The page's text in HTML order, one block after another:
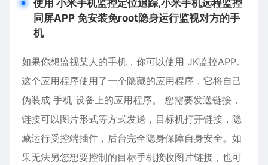
使用 小米手机监控定位追踪,小米手机远程监控
同屏APP 免安装免root隐身运行监视对方的手
机
如果你想监视某人的手机，你可以使用 JK监控APP。
这个应用程序使用了一个隐藏的应用程序，它将自己
伪装成 手机 设备上的应用程序。 您需要发送链接，
链接可以图片形式等方式发送，目标机打开链接，隐
藏运行受控端插件，后台完全隐身保障自身安全。如
果无法另您想要控制的目标手机接收图片链接，也可